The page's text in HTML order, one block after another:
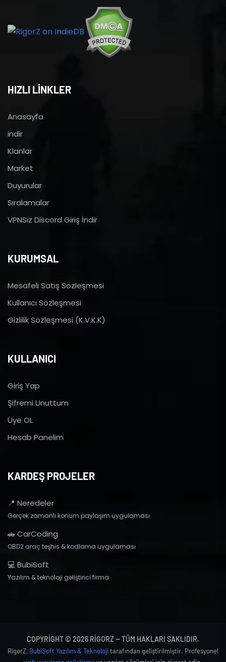
HIZLI LİNKLER
Anasayfa
indir
Klanlar
Market
Duyurular
Sıralamalar
VPNSiz Discord Giriş İndir
KURUMSAL
Mesafeli Satış Sözleşmesi
Kullanıcı Sözleşmesi
Gizlilik Sözleşmesi (K.V.K.K)
KULLANICI
Giriş Yap
Şifremi Unuttum
Üye OL
Hesab Panelim
KARDEŞ PROJELER
📍 Neredeler
Gerçek zamanlı konum paylaşım uygulaması
🚗 CarCoding
OBD2 araç teşhis & kodlama uygulaması
💻 BubiSoft
Yazılım & teknoloji geliştirici firma
COPYRIGHT © 2026 RIGORZ — TÜM HAKLARI SAKLIDIR.
RigorZ, BubiSoft Yazılım & Teknoloji tarafından geliştirilmiştir. Profesyonel